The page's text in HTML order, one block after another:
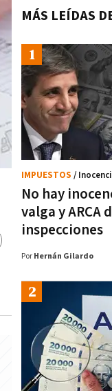
MÁS LEÍDAS
No hay
valga y ARCA
inspecciones
IMPUESTOS /
Por Hernán Gilardo